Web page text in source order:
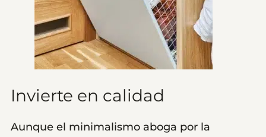
Invierte en calidad
Aunque el minimalismo aboga por la